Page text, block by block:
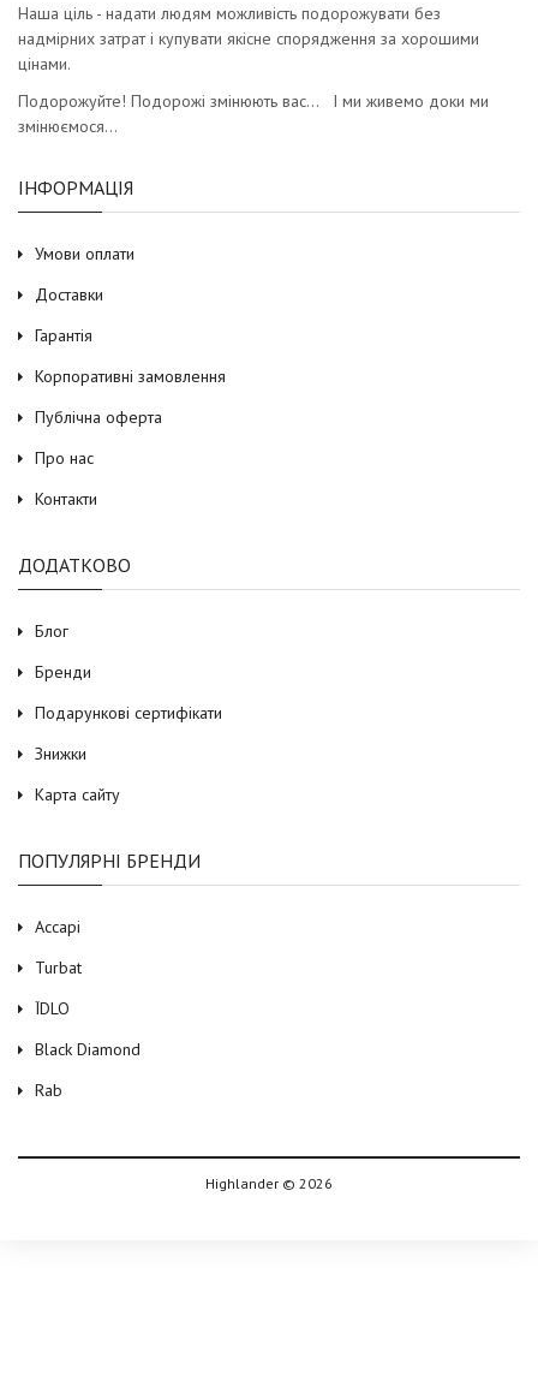
Наша ціль - надати людям можливість подорожувати без
надмірних затрат і купувати якісне спорядження за хорошими
цінами.
Подорожуйте! Подорожі змінюють вас… І ми живемо доки ми
змінюємося…
ІНФОРМАЦІЯ
Умови оплати
Доставки
Гарантія
Корпоративні замовлення
Публічна оферта
Про нас
Контакти
ДОДАТКОВО
Блог
Бренди
Подарункові сертифікати
Знижки
Карта сайту
ПОПУЛЯРНІ БРЕНДИ
Accapi
Turbat
ЇDLO
Black Diamond
Rab
Highlander © 2026